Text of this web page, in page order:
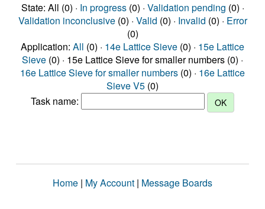
State: All (0) · In progress(0) · Validation pending (0) ·
Validation inconclusive(0) · Valid (0) · Invalid (0) · Error
(0)
Application: All (0) · 14e Lattice Sieve (0) · 15e Lattice
Sieve (0) · 15e Lattice Sieve for smaller numbers (0) ·
16e Lattice Sieve for smaller numbers (0) · 16e Lattice
Sieve V5 (0)
Task name:
Home | My Account | Message Boards